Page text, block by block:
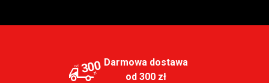
300 Darmowa dostawa
od 300 zł